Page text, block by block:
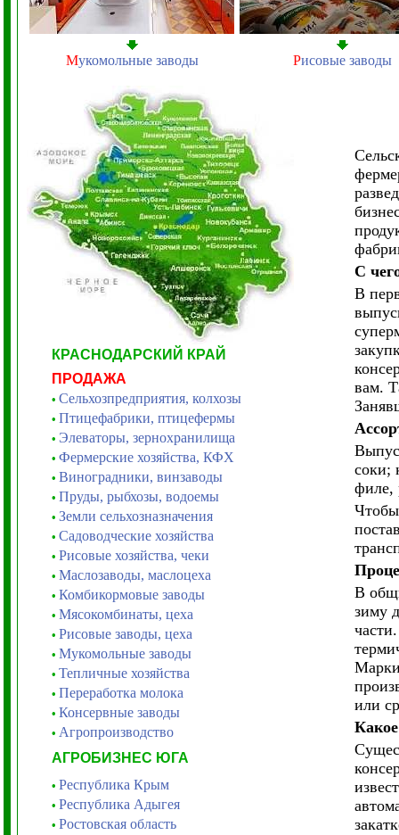
Мукомольные заводы Рисовые заводы
КРАСНОДАРСКИЙ КРАЙ
ПРОДАЖА
• Сельхозпредприятия, колхозы
• Птицефабрики, птицефермы
• Элеваторы, зернохранилища
• Фермерские хозяйства, КФХ
• Виноградники, винзаводы
• Пруды, рыбхозы, водоемы
• Земли сельхозназначения
• Садоводческие хозяйства
• Рисовые хозяйства, чеки
• Маслозаводы, маслоцеха
• Комбикормовые заводы
• Мясокомбинаты, цеха
• Рисовые заводы, цеха
• Мукомольные заводы
• Тепличные хозяйства
• Переработка молока
• Консервные заводы
• Агропроизводство
АГРОБИЗНЕС ЮГА
• Республика Крым
• Республика Адыгея
• Ростовская область
С
В
вам.
соки;
филе,
В
зиму
или